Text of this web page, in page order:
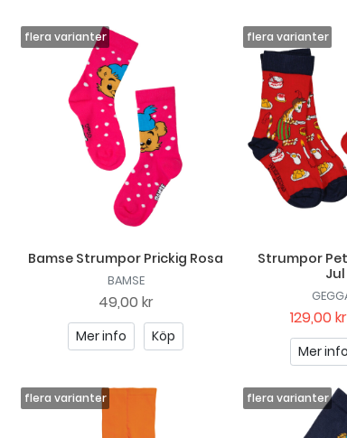
Bamse Strumpor Prickig Rosa
BAMSE
49,00 kr
Mer info Köp
Strumpor
129,00 kr
Mer info